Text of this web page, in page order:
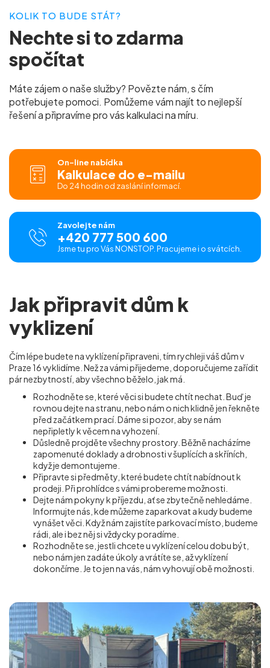
KOLIK TO BUDE STÁT?
Nechte si tozdarma
spočítat
Máte zájem o naše služby? Povězte nám, s čím
potřebujete pomoci. Pomůžeme vám najít to nejlepší
řešení a připravíme pro váskalkulaci na míru.
On-line nabídka
Kalkulace do e-mailu
Do 24 hodin od zaslání informací.
Zavolejte nám
+420 777 500 600
Jsme tu pro Vás NONSTOP. Pracujeme i o svátcích.
Jak připravit dům k
vyklizení
Čím lépe budete na vyklízení připraveni, tím rychleji váš dům v
Praze 16 vyklidíme. Než za vámi přijedeme, doporučujeme zařídit
pár nezbytností, aby všechno běželo, jak má.
Rozhodněte se, které věci si budete chtít nechat. Buď je
rovnou dejte na stranu, nebo nám o nich klidně jen řekněte
před začátkem prací. Dáme si pozor, aby se nám
nepřipletly k věcem na vyhození.
Důsledně projděte všechny prostory. Běžně nacházíme
zapomenuté doklady a drobnosti v šuplících a skříních,
když je demontujeme.
Připravte si předměty, které budete chtít nabídnout k
prodeji. Při prohlídce s vámi probereme možnosti.
Dejte nám pokyny k příjezdu, ať se zbytečně nehledáme.
Informujte nás, kde můžeme zaparkovat a kudy budeme
vynášet věci. Když nám zajistíte parkovací místo, budeme
rádi, ale i bez něj si vždycky poradíme.
Rozhodněte se, jestli chcete u vyklízení celou dobu být,
nebo nám jen zadáte úkoly a vrátíte se, až vyklízení
dokončíme. Je to jen na vás, nám vyhovují obě možnosti.